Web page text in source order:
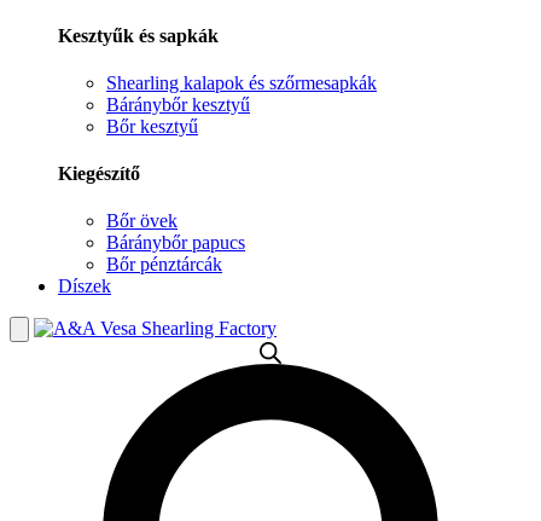
Kesztyűk és sapkák
Shearling kalapok és szőrmesapkák
Báránybőr kesztyű
Bőr kesztyű
Kiegészítő
Bőr övek
Báránybőr papucs
Bőr pénztárcák
Díszek